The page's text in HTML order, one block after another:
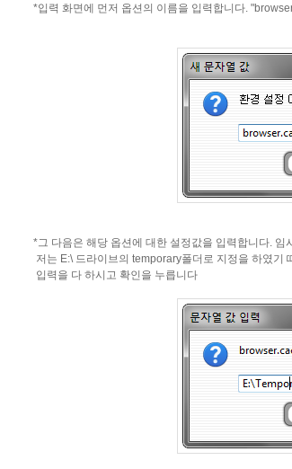
*입력 화면에 먼저 옵션의 이름을 입력합니다.
*그 다음은 해당 옵션에 대한 설정값을 입력합니다. 임시
저는 E:\ 드라이브의 temporary폴더로 지정을 하였기 때
입력을 다 하시고 확인을 누릅니다